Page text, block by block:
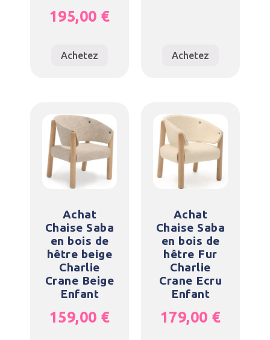
195,00 €
Achetez Achetez
Achat
Chaise Saba
en bois de
hêtre beige
Charlie
Crane Beige
Enfant
159,00 €
Achat
Chaise Saba
en bois de
hêtre Fur
Charlie
Crane Ecru
Enfant
179,00 €